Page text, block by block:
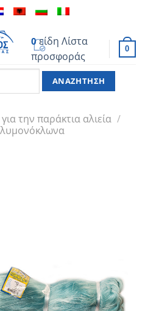
0είδηΛίστα
προσφοράς
0
την παράκτια αλιεία /